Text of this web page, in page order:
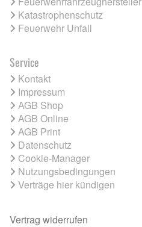
Katastrophenschutz
Feuerwehr Unfall
Service
Kontakt
Impressum
AGB Shop
AGB Online
AGB Print
Datenschutz
Cookie-Manager
Nutzungsbedingungen
Verträge hier kündigen
Vertrag widerrufen